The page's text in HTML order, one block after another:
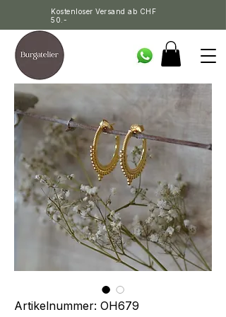
Kostenloser Versand ab CHF
50.-
Artikelnummer: OH679